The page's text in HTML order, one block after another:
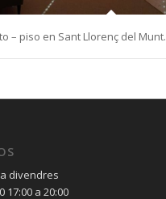
– piso en Sant Llorenç del Munt.
divendres
17:00 a 20:00